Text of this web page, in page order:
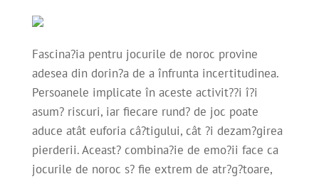
Fascina?ia pentru jocurile de noroc provine
adesea din dorin?a de a înfrunta incertitudinea.
Persoanele implicate în aceste activit??i î?i
asum? riscuri, iar fiecare rund? de joc poate
aduce atât euforia câ?tigului, cât ?i dezam?girea
pierderii. Aceast? combina?ie de emo?ii face ca
jocurile de noroc s? fie extrem de atr?g?toare,